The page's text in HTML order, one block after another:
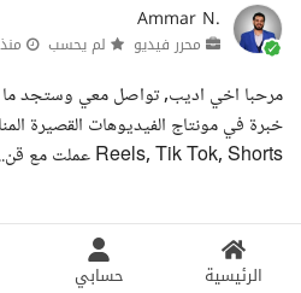
الرئيسية حسابي
Ammar N.
محرر فيديو لم يحسب
مرحبا اخي اديب, تواصل معي وستجد ما
خبرة في مونتاج الفيديوهات القصيرة
Reels, Tik Tok, Shorts عملت مع قن...